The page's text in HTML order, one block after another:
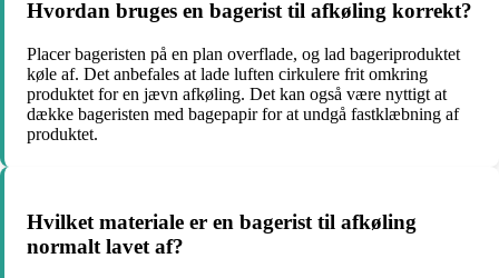
Hvordan bruges en bagerist til afkøling korrekt?
Placer bageristen på en plan overflade, og lad bageriproduktet
køle af. Det anbefales at lade luften cirkulere frit omkring
produktet for en jævn afkøling. Det kan også være nyttigt at
dække bageristen med bagepapir for at undgå fastklæbning af
produktet.
Hvilket materiale er en bagerist til afkøling
normalt lavet af?